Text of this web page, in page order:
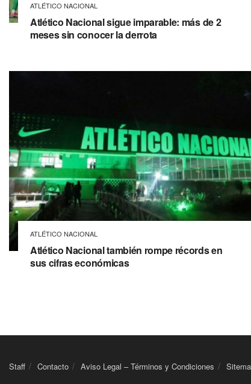
ATLÉTICO NACIONAL
Atlético Nacional sigue imparable: más de 2
meses sin conocer la derrota
ATLÉTICO NACIONAL
Atlético Nacional también rompe récords en
sus cifras económicas
Staff Contacto Aviso Legal – Términos y Condiciones